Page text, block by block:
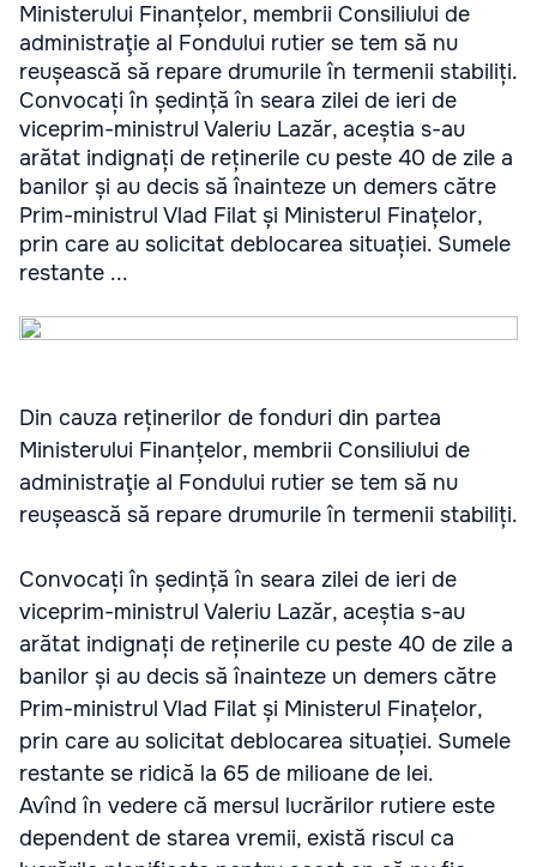
Ministerului Finanțelor, membrii Consiliului de
administraţie al Fondului rutier se tem să nu
reușească să repare drumurile în termenii stabiliți.
Convocați în ședință în seara zilei de ieri de
viceprim-ministrul Valeriu Lazăr, aceștia s-au
arătat indignați de reținerile cu peste 40 de zile a
banilor și au decis să înainteze un demers către
Prim-ministrul Vlad Filat și Ministerul Finațelor,
prin care au solicitat deblocarea situației. Sumele
restante ...
Din cauza reținerilor de fonduri din partea
Ministerului Finanțelor, membrii Consiliului de
administraţie al Fondului rutier se tem să nu
reușească să repare drumurile în termenii stabiliți.
Convocați în ședință în seara zilei de ieri de
viceprim-ministrul Valeriu Lazăr, aceștia s-au
arătat indignați de reținerile cu peste 40 de zile a
banilor și au decis să înainteze un demers către
Prim-ministrul Vlad Filat și Ministerul Finațelor,
prin care au solicitat deblocarea situației. Sumele
restante se ridică la 65 de milioane de lei.
Avînd în vedere că mersul lucrărilor rutiere este
dependent de starea vremii, există riscul ca